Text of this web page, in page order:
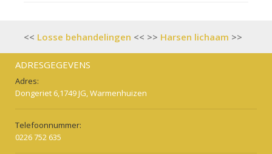
Bericht
navigatie
Losse behandelingen Harsen lichaam
ADRESGEGEVENS
Adres:
Dongeriet 6,1749 JG, Warmenhuizen
Telefoonnummer:
0226 752 635